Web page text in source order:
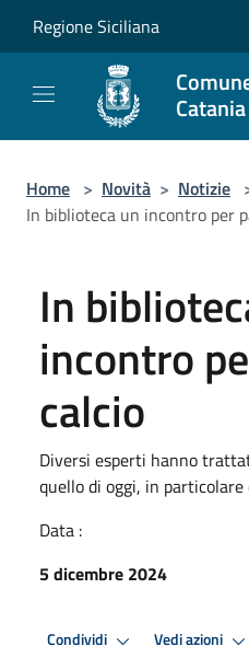
Regione Siciliana
Catania
Home > Novità > Notizie
In biblioteca un incontro per
In
incontro
calcio
Diversi esperti hanno
quello di oggi, in
Data :
5 dicembre 2024
Condividi Vedi azioni